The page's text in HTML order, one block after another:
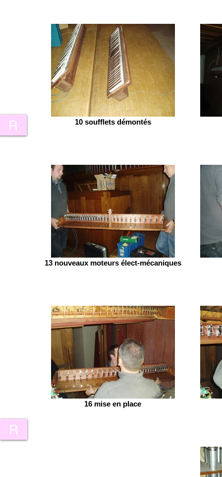
R
R 10 soufflets démontés
13 nouveaux moteurs élect-mécaniques
16 mise en place